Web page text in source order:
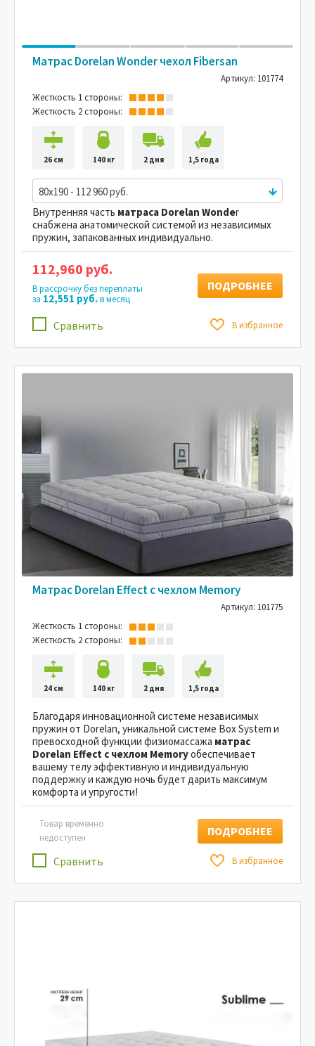
Матрас Dorelan Wonder чехол Fibersan
Артикул: 101774
Жесткость 1 стороны:
Жесткость 2 стороны:
26 см 140 кг 2 дня 1,5 года
80x190 - 112 960 руб.
Внутренняя часть матраса Dorelan Wonder
снабжена анатомической системой из независимых
пружин, запакованных индивидуально.
Сравнить В избранное
112,960 руб.
В рассрочку без переплаты
за 12,551 руб.в месяц
ПОДРОБНЕЕ
Матрас Dorelan Effect с чехлом Memory
Артикул: 101775
Жесткость 1 стороны:
Жесткость 2 стороны:
24 см 140 кг 2 дня 1,5 года
Благодаря инновационной системе независимых
пружин от Dorelan, уникальной системе Box System и
превосходной функции физиомассажа матрас
Dorelan Effect с чехлом Memoryобеспечивает
вашему телу эффективную и индивидуальную
поддержку и каждую ночь будет дарить максимум
комфорта и упругости!
Сравнить В избранное
Товар временно
недоступен
ПОДРОБНЕЕ